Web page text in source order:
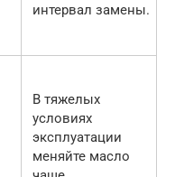
интервал замены.
В тяжелых
условиях
эксплуатации
меняйте масло